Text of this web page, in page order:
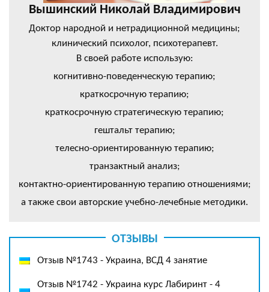
Вышинский Николай Владимирович
Доктор народной и нетрадиционной медицины;
клинический психолог, психотерапевт.
В своей работе использую:
когнитивно-поведенческую терапию;
краткосрочную терапию;
краткосрочную стратегическую терапию;
гештальт терапию;
телесно-ориентированную терапию;
транзактный анализ;
контактно-ориентированную терапию отношениями;
а также свои авторские учебно-лечебные методики.
ОТЗЫВЫ
Отзыв №1743 - Украина, ВСД 4 занятие
Отзыв №1742 - Украина курс Лабиринт - 4